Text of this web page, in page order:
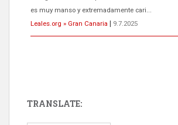
es muy manso y extremadamente cari...
Leales.org » Gran Canaria
9.7.2025
TRANSLATE: